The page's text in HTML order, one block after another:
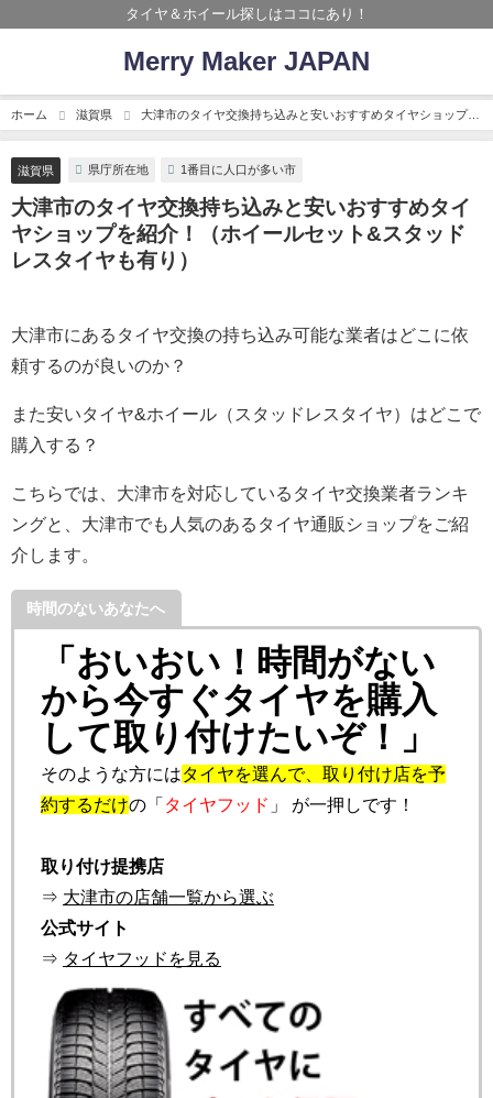
タイヤ＆ホイール探しはココにあり！
Merry Maker JAPAN
ホーム 滋賀県
大津市のタイヤ交換持ち込みと安いおすすめタイヤショップを
紹介！（ホイールセット&スタッドレスタイヤも有り）
滋賀県 県庁所在地 1番目に人口が多い市
大津市のタイヤ交換持ち込みと安いおすすめタイ
ヤショップを紹介！（ホイールセット&スタッド
レスタイヤも有り）
大津市にあるタイヤ交換の持ち込み可能な業者はどこに依
頼するのが良いのか？
また安いタイヤ&ホイール（スタッドレスタイヤ）はどこで
購入する？
こちらでは、大津市を対応しているタイヤ交換業者ランキ
ングと、大津市でも人気のあるタイヤ通販ショップをご紹
介します。
時間のないあなたへ
「おいおい！時間がない
から今すぐタイヤを購入
して取り付けたいぞ！」
そのような方にはタイヤを選んで、取り付け店を予
約するだけの「 タイヤフッド 」 が一押しです！
取り付け提携店
⇒ 大津市の店舗一覧から選ぶ
公式サイト
⇒ タイヤフッドを見る